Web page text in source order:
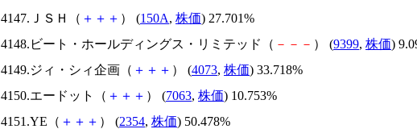
4147.ＪＳＨ（ ＋ ＋ ＋ ） (150A, 株価) 27.701%
4148.ビート・ホールディングス・リミテッド（ － － － ） (9399, 株価)
4149.ジィ・シィ企画（ ＋ ＋ ＋ ） (4073, 株価) 33.718%
4150.エードット（ ＋ ＋ ＋ ） (7063, 株価) 10.753%
4151.YE（ ＋ ＋ ＋ ） (2354, 株価) 50.478%